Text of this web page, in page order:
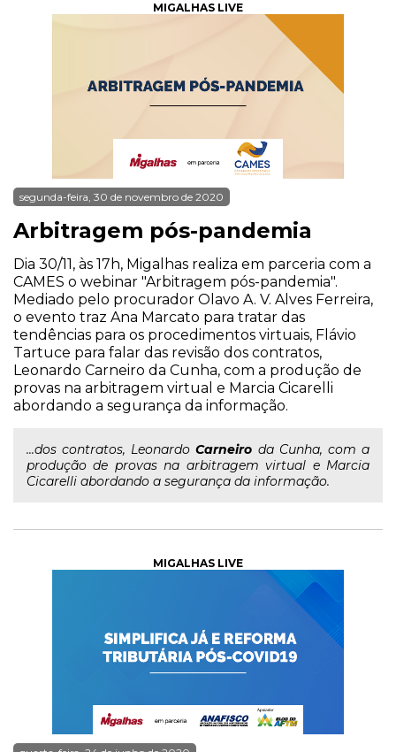
MIGALHAS LIVE
segunda-feira, 30 de novembro de 2020
Arbitragem pós-pandemia
Dia 30/11, às 17h, Migalhas realiza em parceria com a
CAMES o webinar "Arbitragem pós-pandemia".
Mediado pelo procurador Olavo A. V. Alves Ferreira,
o evento traz Ana Marcato para tratar das
tendências para os procedimentos virtuais, Flávio
Tartuce para falar das revisão dos contratos,
Leonardo Carneiro da Cunha, com a produção de
provas na arbitragem virtual e Marcia Cicarelli
abordando a segurança da informação.
...dos contratos, LeonardoCarneiro da Cunha, com a
produção de provas na arbitragem virtual e Marcia
Cicarelli abordando a segurança da informação.
MIGALHAS LIVE